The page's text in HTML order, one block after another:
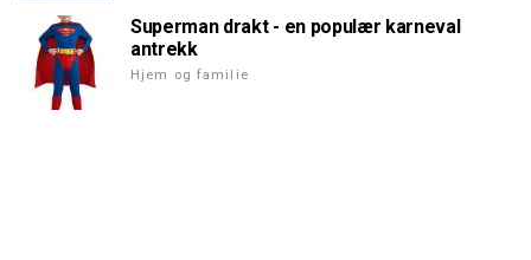
Superman drakt - en populær karneval
antrekk
Hjem og familie